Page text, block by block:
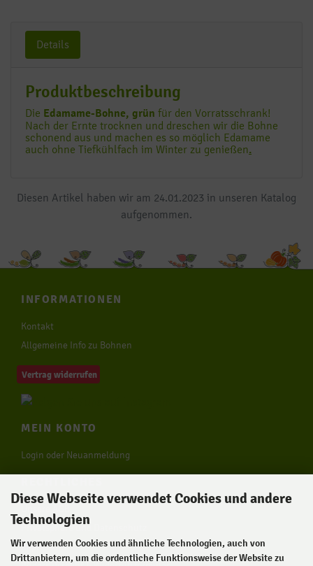
Details
Produktbeschreibung
Die Edamame-Bohne, grün für den Vorratsschrank!
Nach der Ernte trocknen und dreschen wir die Bohne
schonend aus und machen es so möglich Edamame
auch ohne Tiefkühlfach im Winter zu genießen.
Diesen Artikel haben wir am 24.01.2023 in unseren Katalog
aufgenommen.
INFORMATIONEN
Kontakt
Allgemeine Info zu Bohnen
Vertrag widerrufen
MEIN KONTO
Login oder Neuanmeldung
Privatsphäre und Datenschutz
Impressum
Diese Webseite verwendet Cookies und andere
Technologien
Wir verwenden Cookies und ähnliche Technologien, auch von
Drittanbietern, um die ordentliche Funktionsweise der Website zu